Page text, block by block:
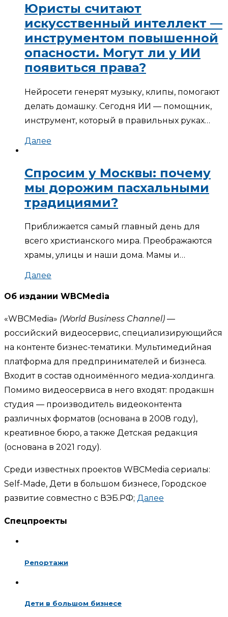
Юристы считают
искусственный интеллект —
инструментом повышенной
опасности. Могут ли у ИИ
появиться права?
Нейросети генерят музыку, клипы, помогают
делать домашку. Сегодня ИИ — помощник,
инструмент, который в правильных руках…
Далее
Спросим у Москвы: почему
мы дорожим пасхальными
традициями?
Приближается самый главный день для
всего христианского мира. Преображаются
храмы, улицы и наши дома. Мамы и…
Далее
Об издании WBCMedia
«WBCMedia» (World Business Channel) —
российский видеосервис, специализирующийся
на контенте бизнес-тематики. Мультимедийная
платформа для предпринимателей и бизнеса.
Входит в состав одноимённого медиа-холдинга.
Помимо видеосервиса в него входят: продакшн
студия — производитель видеоконтента
различных форматов (основана в 2008 году),
креативное бюро, а также Детская редакция
(основана в 2021 году).
Среди известных проектов WBCMedia сериалы:
Self-Made, Дети в большом бизнесе, Городское
развитие совместно с ВЭБ.РФ; Далее
Спецпроекты
Репортажи
Дети в большом бизнесе